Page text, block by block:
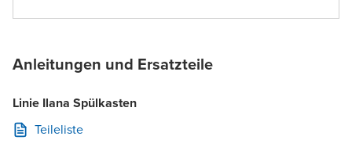
Anleitungen und Ersatzteile
Linie Ilana Spülkasten
Teileliste